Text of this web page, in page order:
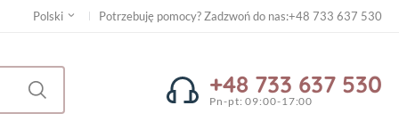
Polski Potrzebuję pomocy? Zadzwoń do nas:+48 733 637 530
+48 733 637 530
Pn-pt: 09:00-17:00